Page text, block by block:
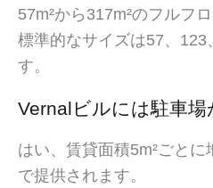
57m²から317m²のフルフ
標準的なサイズは57、123
す。
Vernalビルには駐車場
はい、賃貸面積5m²ごと
で提供されます。